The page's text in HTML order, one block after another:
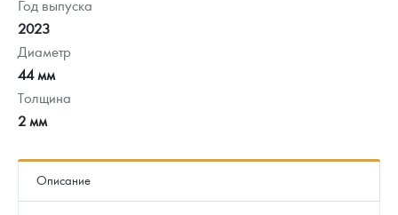
Год выпуска
2023
Диаметр
44 мм
Толщина
2 мм
Описание